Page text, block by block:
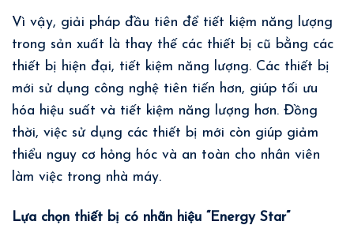
Vì vậy, giải pháp đầu tiên để tiết kiệm năng lượng
trong sản xuất là thay thế các thiết bị cũ bằng các
thiết bị hiện đại, tiết kiệm năng lượng. Các thiết bị
mới sử dụng công nghệ tiên tiến hơn, giúp tối ưu
hóa hiệu suất và tiết kiệm năng lượng hơn. Đồng
thời, việc sử dụng các thiết bị mới còn giúp giảm
thiểu nguy cơ hỏng hóc và an toàn cho nhân viên
làm việc trong nhà máy.
Lựa chọn thiết bị có nhãn hiệu “Energy Star”